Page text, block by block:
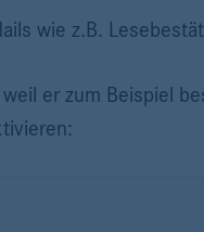
wie z.B.
er zum Beispiel